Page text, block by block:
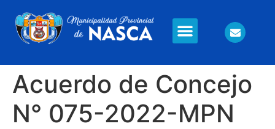
Acuerdo de Concejo
N° 075-2022-MPN